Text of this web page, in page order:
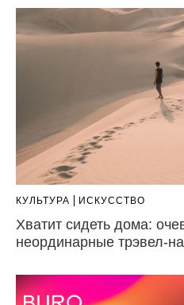
КУЛЬТУРА ИСКУССТВО
Хватит сидеть дома:
неординарные трэвел-